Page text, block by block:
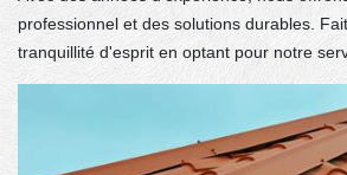
professionnel et des solutions durables.
tranquillité d'esprit en optant pour notre